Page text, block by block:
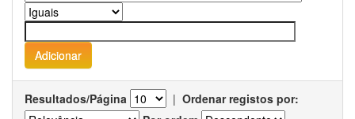
Resultados/Página | Ordenar registos por: